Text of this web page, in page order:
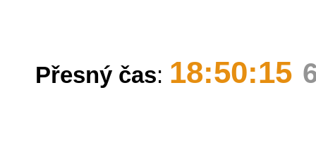
Přesný čas: 18:50:15